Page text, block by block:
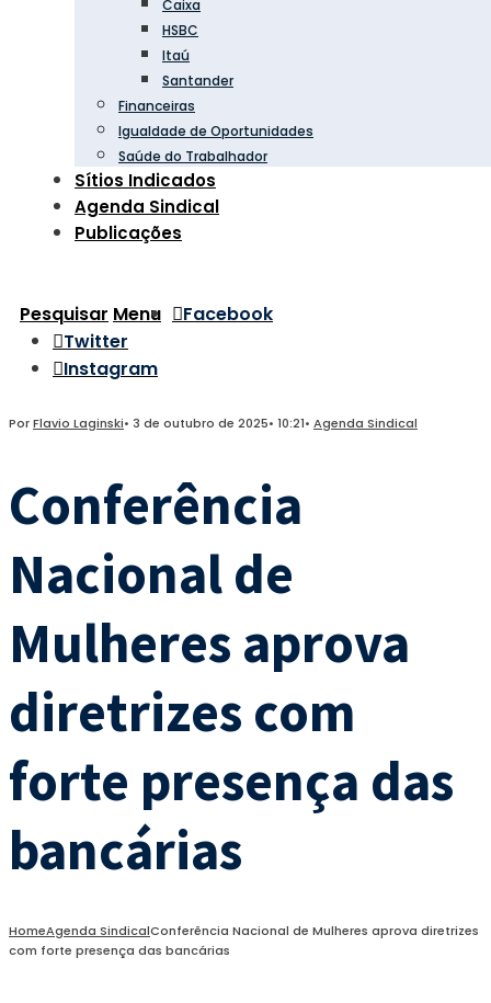
Caixa
HSBC
Itaú
Santander
Financeiras
Igualdade de Oportunidades
Saúde do Trabalhador
Sítios Indicados
Agenda Sindical
Publicações
Pesquisar Menu
Facebook
Twitter
Instagram
PorFlavio Laginski• 3 de outubro de 2025• 10:21• Agenda Sindical
Conferência
Nacional de
Mulheres aprova
diretrizes com
forte presença das
bancárias
HomeAgenda SindicalConferência Nacional de Mulheres aprova diretrizes
com forte presença das bancárias